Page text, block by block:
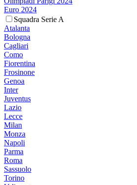
Euro 2024
Squadra Serie A
Atalanta
Bologna
Cagliari
Como
Fiorentina
Frosinone
Genoa
Inter
Juventus
Lazio
Lecce
Milan
Monza
Napoli
Parma
Roma
Sassuolo
Torino